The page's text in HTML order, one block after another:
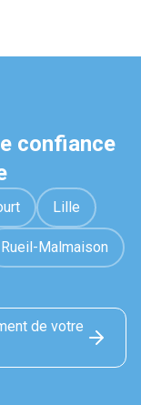
confiance
Lille
Rueil-Malmaison
de votre